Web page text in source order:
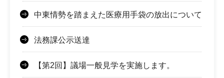
中東情勢を踏まえた医療用手袋の放出について
法務課公示送達
【第2回】議場一般見学を実施します。